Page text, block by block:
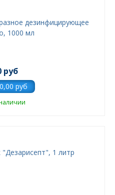
дезинфицирующее
1000 мл
руб
1 литр